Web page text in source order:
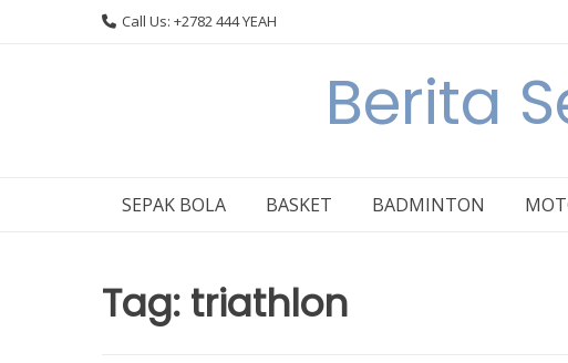
Call Us: +2782 444 YEAH
Berita
SEPAK BOLA BASKET BADMINTON
Tag: triathlon